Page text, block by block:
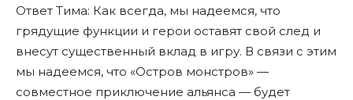
Ответ Тима: Как всегда, мы надеемся, что
грядущие функции и герои оставят свой след и
внесут существенный вклад в игру. В связи с этим
мы надеемся, что «Остров монстров» —
совместное приключение альянса — будет